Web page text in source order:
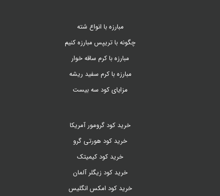
مبارزه با انواع شته
چگونه با تریپس مبارزه کنیم
مبارزه با کرم ساقه خوار
مبارزه با کرم سفید ریشه
مزایای کود سه بیست
خرید کود گرومور آمریکا
خرید کود هورتی گرو
خرید کود کیمیتک
خرید کود زیگلر آلمان
خرید کود امکس انگلیس